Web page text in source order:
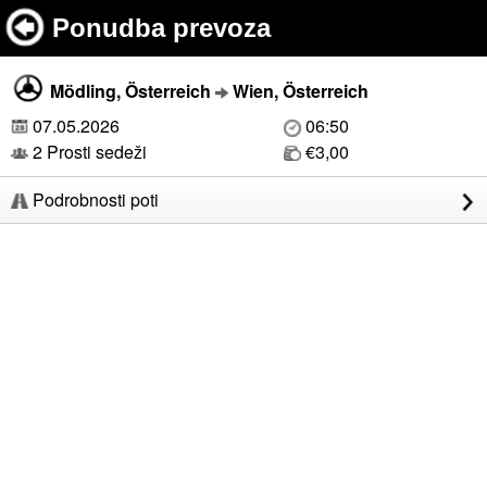
Ponudba prevoza
Mödling, Österreich
Wien, Österreich
07.05.2026
06:50
2 Prosti sedeži
€3,00
Podrobnosti poti